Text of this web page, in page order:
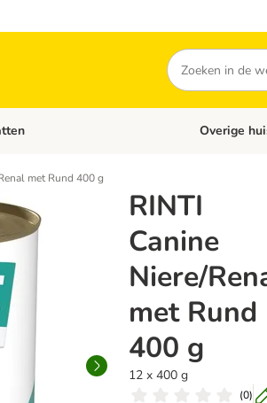
Zoeken
categoriemenu: Honden Open
Overige
met Rund 400 g
RINTI
Canine
Niere/
met Rund
400 g
12 x 400 g
(0)